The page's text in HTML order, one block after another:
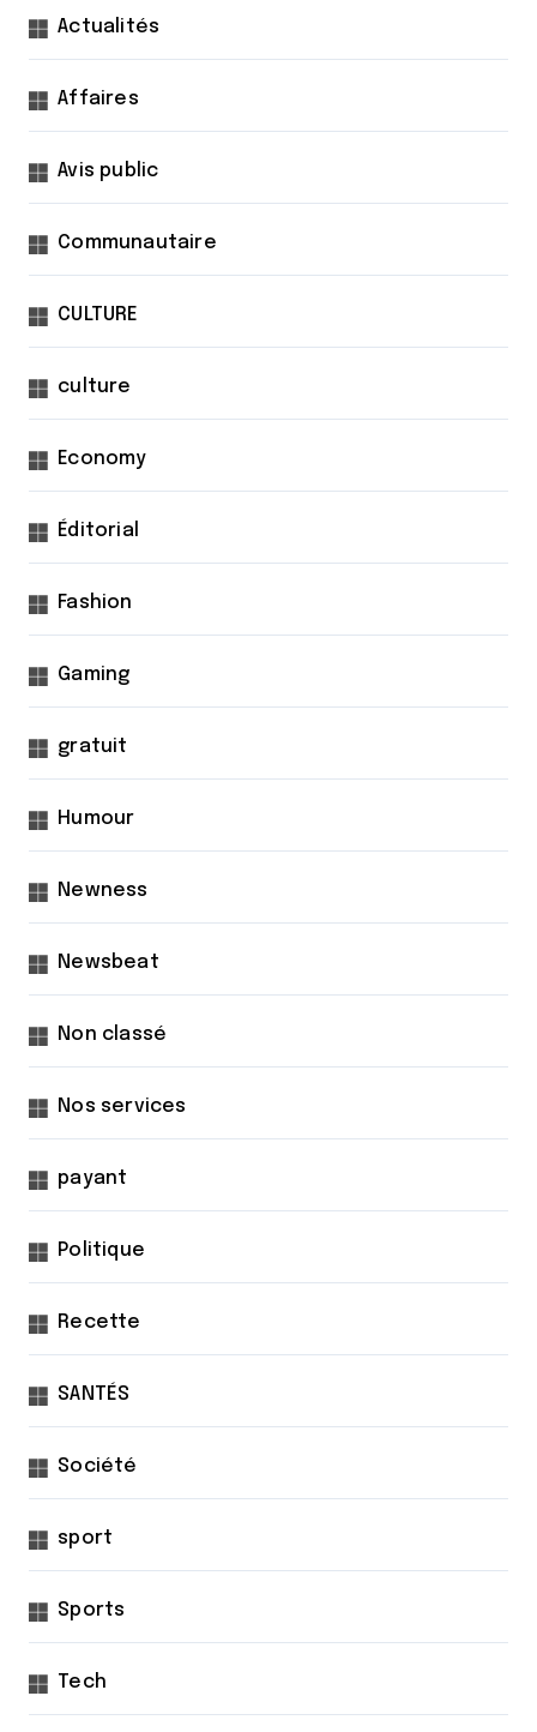
Actualités
Affaires
Avis public
Communautaire
CULTURE
culture
Economy
Éditorial
Fashion
Gaming
gratuit
Humour
Newness
Newsbeat
Non classé
Nos services
payant
Politique
Recette
SANTÉS
Société
sport
Sports
Tech